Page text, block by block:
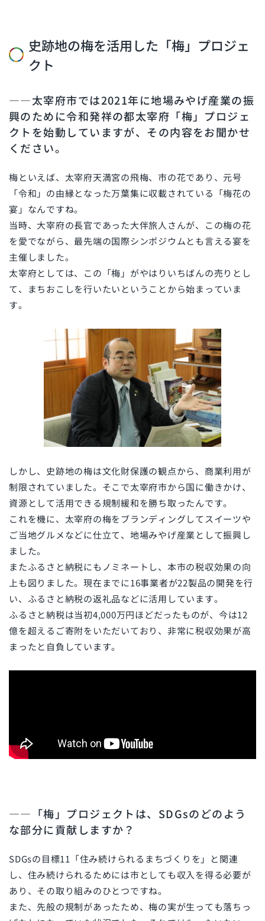
史跡地の梅を活用した「梅」プロジェ
クト
――太宰府市では2021年に地場みやげ産業の振
興のために令和発祥の都太宰府「梅」プロジェ
クトを始動していますが、その内容をお聞かせ
ください。
梅といえば、太宰府天満宮の飛梅、市の花であり、元号
「令和」の由縁となった万葉集に収載されている「梅花の
宴」なんですね。
当時、大宰府の長官であった大伴旅人さんが、この梅の花
を愛でながら、最先端の国際シンポジウムとも言える宴を
主催しました。
太宰府としては、この「梅」がやはりいちばんの売りとし
て、まちおこしを行いたいということから始まっていま
す。
しかし、史跡地の梅は文化財保護の観点から、商業利用が
制限されていました。そこで太宰府市から国に働きかけ、
資源として活用できる規制緩和を勝ち取ったんです。
これを機に、太宰府の梅をブランディングしてスイーツや
ご当地グルメなどに仕立て、地場みやげ産業として振興し
ました。
またふるさと納税にもノミネートし、本市の税収効果の向
上も図りました。現在までに16事業者が22製品の開発を行
い、ふるさと納税の返礼品などに活用しています。
ふるさと納税は当初4,000万円ほどだったものが、今は12
億を超えるご寄附をいただいており、非常に税収効果が高
まったと自負しています。
――「梅」プロジェクトは、SDGsのどのよう
な部分に貢献しますか？
SDGsの目標11「住み続けられるまちづくりを」と関連
し、住み続けられるためには市としても収入を得る必要が
あり、その取り組みのひとつですね。
また、先般の規制があったため、梅の実が生っても落ちっ